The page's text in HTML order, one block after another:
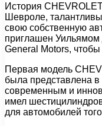
История
Шевроле,
свою собственную
приглашен
General Motors, чтобы
Первая модель
была представлена
современным и
имел
для автомобилей